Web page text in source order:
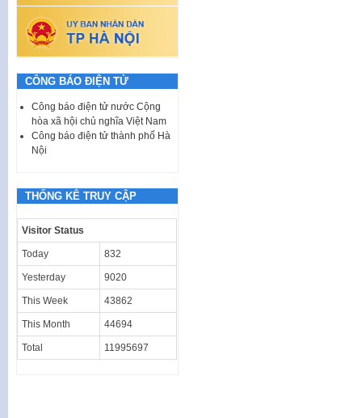
CÔNG BÁO ĐIỆN TỬ
Công báo điện tử nước Cộng
hòa xã hội chủ nghĩa Việt Nam
Công báo điện tử thành phố Hà
Nội
THỐNG KÊ TRUY CẬP
Visitor Status
Today 832
Yesterday 9020
This Week 43862
This Month 44694
Total 11995697